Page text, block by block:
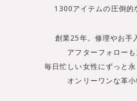
1300アイテムの圧倒的
創業25年。修理やお手
アフターフォローも
毎日忙しい女性にずっと
オンリーワンな革小